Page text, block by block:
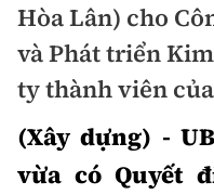
Giới thiệu dự án
Đất nền
Nhà ở xã hội
Góc cư dân
Xu hướng tiêu dùng
Nhà đẹp
Kiến trúc phong thủy
Tư vấn
Video
Hòa Lân) cho
và Phát triển
ty thành viên
(Xây dựng) -
vừa có Quyết